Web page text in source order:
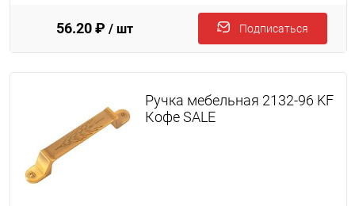
56.20 ₽ / шт Подписаться
Ручка мебельная 2132-96 KF
Кофе SALE